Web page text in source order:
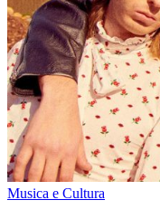
Musica e Cultura